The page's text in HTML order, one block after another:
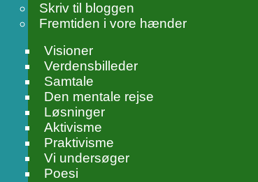
Skriv til bloggen
Fremtiden i vore hænder
Visioner
Verdensbilleder
Samtale
Den mentale rejse
Løsninger
Aktivisme
Praktivisme
Vi undersøger
Poesi